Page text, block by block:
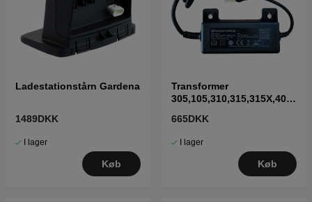
Ladestationstårn Gardena
1489DKK
I lager
Køb
Transformer
305,105,310,315,315X,405
Mark II
665DKK
I lager
Køb